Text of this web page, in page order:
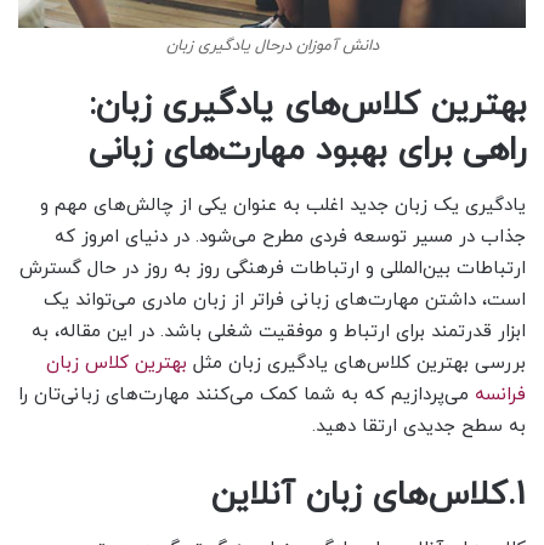
دانش آموزان درحال یادگیری زبان
بهترین کلاس‌های یادگیری زبان:
راهی برای بهبود مهارت‌های زبانی
یادگیری یک زبان جدید اغلب به عنوان یکی از چالش‌های مهم و
جذاب در مسیر توسعه فردی مطرح می‌شود. در دنیای امروز که
ارتباطات بین‌المللی و ارتباطات فرهنگی روز به روز در حال گسترش
است، داشتن مهارت‌های زبانی فراتر از زبان مادری می‌تواند یک
ابزار قدرتمند برای ارتباط و موفقیت شغلی باشد. در این مقاله، به
بررسی بهترین کلاس‌های یادگیری زبان مثل بهترین کلاس زبان
فرانسه می‌پردازیم که به شما کمک می‌کنند مهارت‌های زبانی‌تان را
به سطح جدیدی ارتقا دهید.
1.کلاس‌های زبان آنلاین